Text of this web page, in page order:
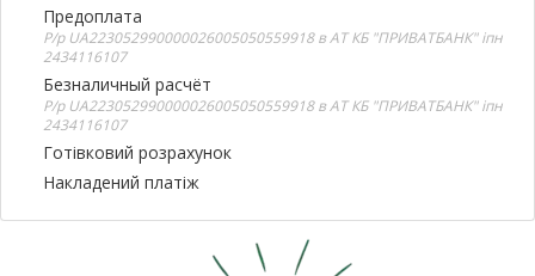
Предоплата
Р/р UA223052990000026005050559918 в АТ КБ "ПРИВАТБАНК" іпн
2434116107
Безналичный расчёт
Р/р UA223052990000026005050559918 в АТ КБ "ПРИВАТБАНК" іпн
2434116107
Готівковий розрахунок
Накладений платіж